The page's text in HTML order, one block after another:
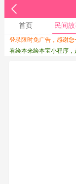
首页 民间
收起↑
登录限时免广告，感谢
看绘本来绘本宝小程序，